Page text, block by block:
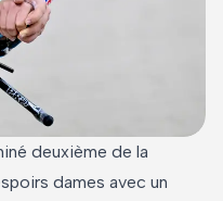
deuxième de la
dames avec un